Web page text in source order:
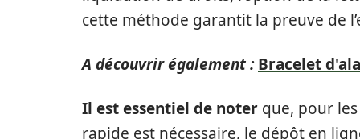
cette méthode garantit la preuve de
A découvrir également : Bracelet
Il est essentiel de noter que, pour
rapide est nécessaire, le dépôt en